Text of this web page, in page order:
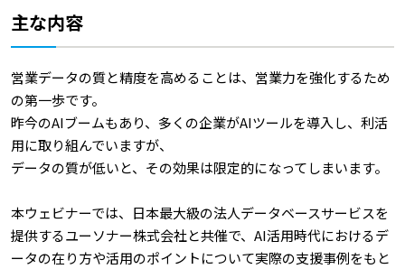
主な内容
営業データの質と精度を高めることは、営業力を強化するため
の第一歩です。
昨今のAIブームもあり、多くの企業がAIツールを導入し、利活
用に取り組んでいますが、
データの質が低いと、その効果は限定的になってしまいます。
本ウェビナーでは、日本最大級の法人データベースサービスを
提供するユーソナー株式会社と共催で、AI活用時代におけるデ
ータの在り方や活用のポイントについて実際の支援事例をもと